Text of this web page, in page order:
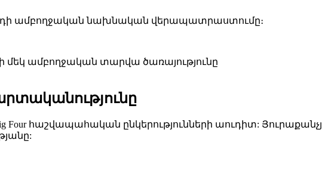
ամ­բող­ջա­կան նախ­նա­կան վե­րա­պատ­րաս­տու­մը։
մեկ ամ­բող­ջա­կան տար­վա ծա­ռա­յութ­յու­նը
Big Four հաշ­վա­պա­հա­կան ըն­կե­րութ­յուն­նե­րի աու­դիտ: